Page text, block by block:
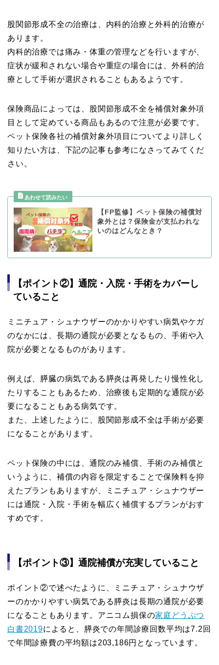
股関節形成不全の治療は、内科的治療と外科的治療が
あります。
内科的治療では痛み・体重の管理などを行いますが、
症状が緩和されない場合や重症の場合には、外科的治
療として手術が選択されることもあるようです。
保険商品によっては、股関節形成不全を補償対象外項
目として定めている商品もあるので注意が必要です。
ペット保険各社の補償対象外項目についてより詳しく
知りたい方は、下記の記事も参考になさってみてくだ
さい。
【FP監修】ペット保険の補償対
象外とは？保険金が支払われな
いのはどんなとき？
【ポイント②】通院・入院・手術をカバーし
ていること
ミニチュア・シュナウザーのかかりやすい病気やケガ
のなかには、長期の通院が必要となるもの、手術や入
院が必要となるものがあります。
例えば、膵臓の病気である膵炎は再発したり慢性化し
たりすることもあるため、治療後も定期的な通院が必
要になることもある病気です。
また、上述したように、股関節形成不全は手術が必要
になることがあります。
ペット保険の中には、通院のみ補償、手術のみ補償と
いうように、補償の内容を限定することで保険料を抑
えたプランもありますが、ミニチュア・シュナウザー
には通院・入院・手術を幅広く補償するプランがおす
すめです。
【ポイント③】通院補償が充実していること
ポイント②で述べたように、ミニチュア・シュナウザ
ーのかかりやすい病気である膵炎は長期の通院が必要
になることもあります。アニコム損保の家庭どうぶつ
白書2019によると、膵炎での年間診療回数平均は7.2回
で年間診療費の平均額は203,186円となっています。